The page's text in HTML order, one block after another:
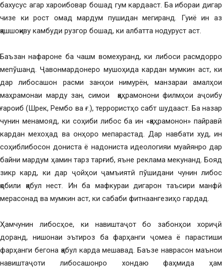
бахусус агар хароибовар бошад гум кардааст. Ба ибораи дигар
чизе ки рост омад мардум пушидан мегиранд. Гуиё ин аз
қашшоқиву камбуди рузгор бошад, ки албатта нодуруст аст.
Баъзан нафароне ба чашм вомехуранд, ки либоси расмдорро
мепўшанд. Ҷавонмардонеро мушоҳида кардан мумкин аст, ки
дар либосашон расми занҳои нимурён, манзараи амалҳои
маҳрамонаи марду зан, симои қаҳрамонони филмҳои аҷоибу
ғароиб (Шрек, Рембо ва ғ.), террористҳо сабт шудааст. Ба назар
чунин менамояд, ки соҳиби либос ба ин «қаҳрамонон» пайравӣ
кардан мехоҳад ва онҳоро мепарастад. Дар навбати худ, ин
соҳиблибосон дониста ё надониста идеологияи муайянро дар
байни мардум ҳамин тарз тарғиб, яъне реклама мекунанд. Бояд
зикр кард, ки дар ҷойҳои ҷамъиятӣ пўшидани чунин либос
қобили қабул нест. Ин ба мафкураи дигарон таъсири манфӣ
мерасонад ва мумкин аст, ки сабаби фитнаангезиҳо гардад.
Ҳамчунин либосҳое, ки навиштаҷот бо забонҳои хориҷӣ
доранд, нишонаи эътироз ба фарҳанги ҷомеа ё парастиши
фарҳанги бегона қабул карда мешавад. Баъзе наврасон маънои
навиштаҷоти либосашонро хондаю фаҳмида ҳам